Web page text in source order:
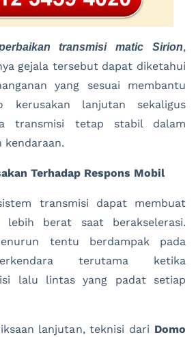
transmisi matic Sirion,
gejala tersebut dapat diketahui
yang sesuai membantu
kerusakan lanjutan sekaligus
transmisi tetap stabil dalam
kendaraan.
Terhadap Respons Mobil
transmisi dapat membuat
lebih berat saat berakselerasi.
tentu berdampak pada
terutama ketika
lalu lintas yang padat setiap
lanjutan, teknisi dari Domo